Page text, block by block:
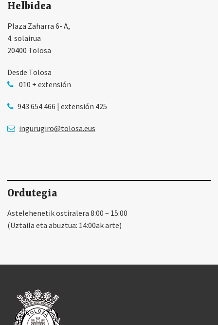
Helbidea
Plaza Zaharra 6- A,
4. solairua
20400 Tolosa
Desde Tolosa
010 + extensión
943 654 466 | extensión 425
ingurugiro@tolosa.eus
Ordutegia
Astelehenetik ostiralera 8:00 – 15:00
(Uztaila eta abuztua: 14:00ak arte)